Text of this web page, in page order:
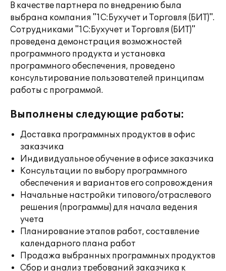
В качестве партнера по внедрению была
выбрана компания "1С:Бухучет и Торговля (БИТ)".
Сотрудниками "1С:Бухучет и Торговля (БИТ)"
проведена демонстрация возможностей
программного продукта и установка
программного обеспечения, проведено
консультирование пользователей принципам
работы с программой.
Выполнены следующие работы:
Доставка программных продуктов в офис
заказчика
Индивидуальное обучение в офисе заказчика
Консультации по выбору программного
обеспечения и вариантов его сопровождения
Начальные настройки типового/отраслевого
решения (программы) для начала ведения
учета
Планирование этапов работ, составление
календарного плана работ
Продажа выбранных программных продуктов
Сбор и анализ требований заказчика к